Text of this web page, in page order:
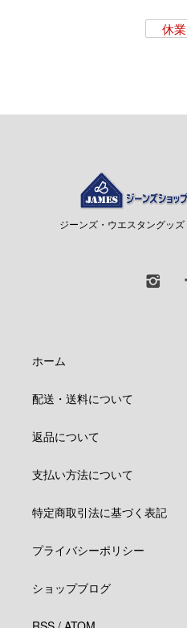
休
ジーンズ・ウエスタングッ
ホーム
配送・送料について
返品について
支払い方法について
特定商取引法に基づく表記
プライバシーポリシー
ショップブログ